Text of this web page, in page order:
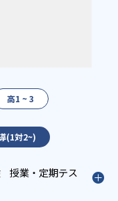
高1 ~ 3
(1対2~)
授業・定期テス